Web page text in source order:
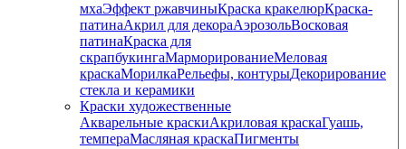
мхаЭффект ржавчиныКраска кракелюрКраска-
патинаАкрил для декораАэрозольВосковая
патинаКраска для
скрапбукингаМарморированиеМеловая
краскаМорилкаРельефы, контурыДекорирование
стекла и керамики
Краски художественные
Акварельные краскиАкриловая краскаГуашь,
темпераМасляная краскаПигменты